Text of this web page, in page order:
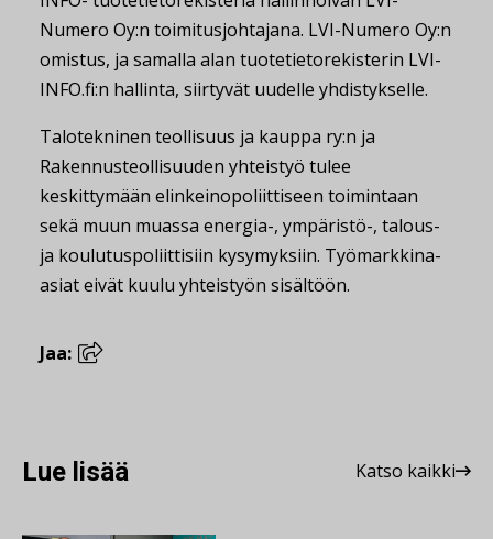
Numero Oy:n toimitusjohtajana. LVI-Numero Oy:n
omistus, ja samalla alan tuotetietorekisterin LVI-
INFO.fi:n hallinta, siirtyvät uudelle yhdistykselle.
Talotekninen teollisuus ja kauppa ry:n ja
Rakennusteollisuuden yhteistyö tulee
keskittymään elinkeinopoliittiseen toimintaan
sekä muun muassa energia-, ympäristö-, talous-
ja koulutuspoliittisiin kysymyksiin. Työmarkkina-
asiat eivät kuulu yhteistyön sisältöön.
Jaa:
Lue lisää Katso kaikki